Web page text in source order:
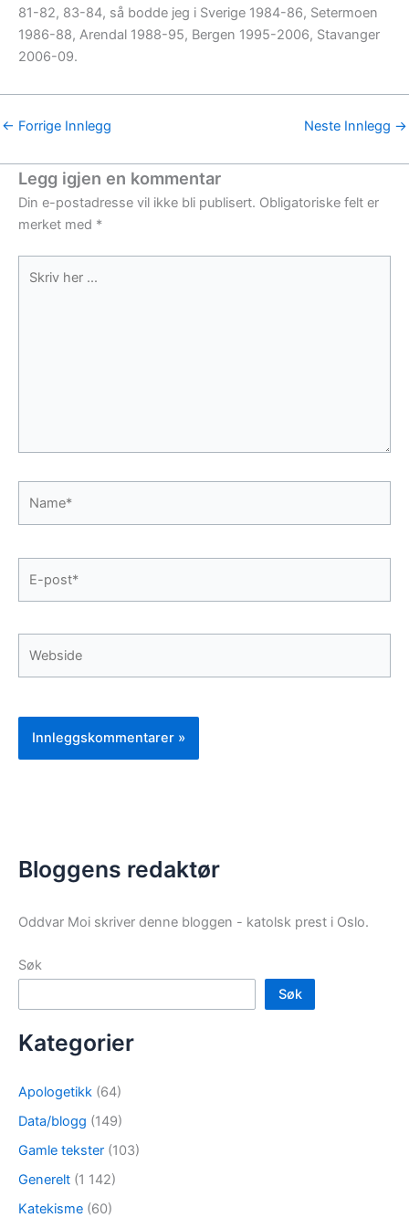
81-82, 83-84, så bodde jeg i Sverige 1984-86, Setermoen
1986-88, Arendal 1988-95, Bergen 1995-2006, Stavanger
2006-09.
← Forrige Innlegg Neste Innlegg →
Legg igjen en kommentar
Din e-postadresse vil ikke bli publisert. Obligatoriske felt er
merket med *
her
post*
Bloggens redaktør
Oddvar Moi skriver denne bloggen - katolsk prest i Oslo.
Søk
Søk
Kategorier
Apologetikk (64)
Data/blogg (149)
Gamle tekster (103)
Generelt (1 142)
Katekisme (60)